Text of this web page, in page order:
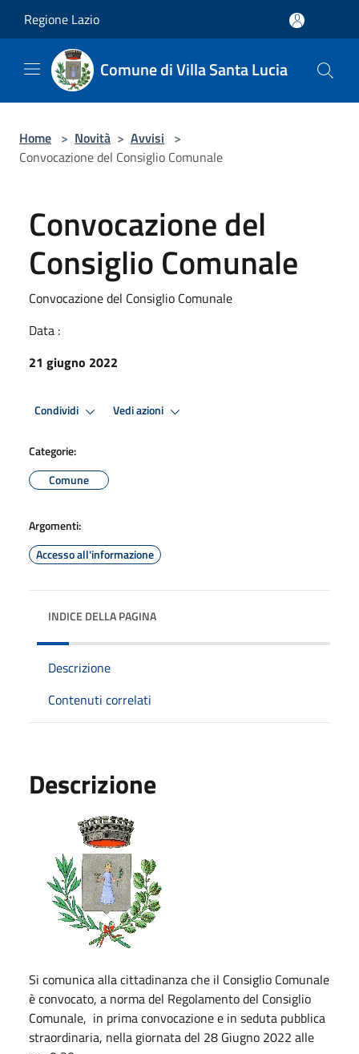
Regione Lazio
Comune di Villa Santa Lucia
Home > Novità > Avvisi >
Convocazione del Consiglio Comunale
Convocazione del
Consiglio Comunale
Convocazione del Consiglio Comunale
Data :
21 giugno 2022
Condividi Vedi azioni
Categorie:
Comune
Argomenti:
Accesso all'informazione
INDICE DELLA PAGINA
Descrizione
Contenuti correlati
Descrizione
Si comunica alla cittadinanza che il Consiglio Comunale
è convocato, a norma del Regolamento del Consiglio
Comunale, in prima convocazione e in seduta pubblica
straordinaria, nella giornata del 28 Giugno 2022 alle